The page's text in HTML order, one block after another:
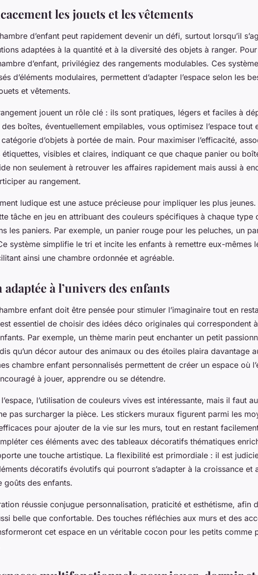
les jouets et les vêtements
d’enfant peut rapidement devenir un défi, surtout lorsqu’il
adaptées à la quantité et à la diversité des objets à ranger.
d’enfant, privilégiez des rangements modulables. Ces
d’éléments modulaires, permettent d’adapter l’espace selon les
et vêtements.
jouent un rôle clé : ils sont pratiques, légers et faciles à
boîtes, éventuellement empilables, vous optimisez l’espace tout
d’objets à portée de main. Pour maximiser l’efficacité,
visibles et claires, indiquant ce que chaque panier ou
non seulement à retrouver les affaires rapidement mais aussi à
au rangement.
ludique est une astuce précieuse pour impliquer les plus jeunes.
tâche en jeu en attribuant des couleurs spécifiques à chaque type
les paniers. Par exemple, un panier rouge pour les peluches, un
système simplifie le tri et incite les enfants à remettre eux-mêmes
ainsi une chambre ordonnée et agréable.
à l’univers des enfants
enfant doit être pensée pour stimuler l’imaginaire tout en
essentiel de choisir des idées déco originales qui correspondent à
Par exemple, un thème marin peut enchanter un petit
qu’un décor autour des animaux ou des étoiles plaira davantage
chambre enfant personnalisés permettent de créer un espace où
à jouer, apprendre ou se détendre.
l’utilisation de couleurs vives est intéressante, mais il faut
pas surcharger la pièce. Les stickers muraux figurent parmi les
pour ajouter de la vie sur les murs, tout en restant
ces éléments avec des tableaux décoratifs thématiques
une touche artistique. La flexibilité est primordiale : il est
décoratifs évolutifs qui pourront s’adapter à la croissance et
goûts des enfants.
réussie conjugue personnalisation, praticité et esthétisme, afin
belle que confortable. Des touches réfléchies aux murs et des
cet espace en un véritable cocon pour les petits comme